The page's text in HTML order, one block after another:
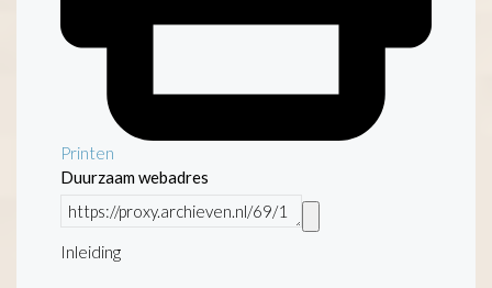
Printen
Duurzaam webadres
Inleiding